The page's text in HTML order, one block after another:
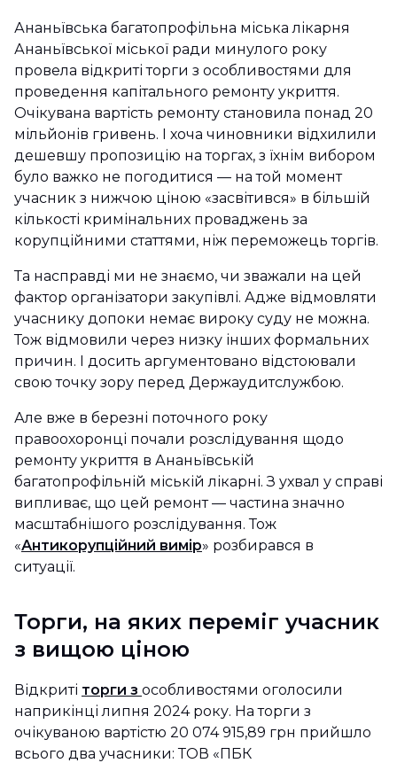
Ананьївська багатопрофільна міська лікарня
Ананьївської міської ради минулого року
провела відкриті торги з особливостями для
проведення капітального ремонту укриття.
Очікувана вартість ремонту становила понад 20
мільйонів гривень. І хоча чиновники відхилили
дешевшу пропозицію на торгах, з їхнім вибором
було важко не погодитися — на той момент
учасник з нижчою ціною «засвітився» в більшій
кількості кримінальних проваджень за
корупційними статтями, ніж переможець торгів.
Та насправді ми не знаємо, чи зважали на цей
фактор організатори закупівлі. Адже відмовляти
учаснику допоки немає вироку суду не можна.
Тож відмовили через низку інших формальних
причин. І досить аргументовано відстоювали
свою точку зору перед Держаудитслужбою.
Але вже в березні поточного року
правоохоронці почали розслідування щодо
ремонту укриття в Ананьївській
багатопрофільній міській лікарні. З ухвал у справі
випливає, що цей ремонт — частина значно
масштабнішого розслідування. Тож
«Антикорупційний вимір» розбирався в
ситуації.
Торги, на яких переміг учасник
з вищою ціною
Відкриті торги з особливостями оголосили
наприкінці липня 2024 року. На торги з
очікуваною вартістю 20 074 915,89 грн прийшло
всього два учасники: ТОВ «ПБК